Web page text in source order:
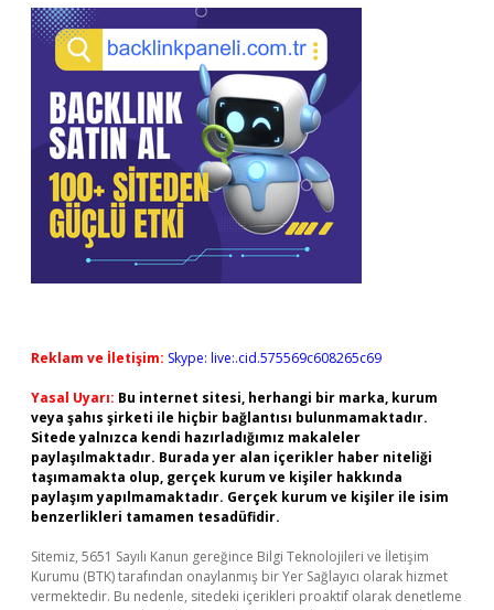
Reklam ve İletişim: Skype: live:.cid.575569c608265c69
Yasal Uyarı: Bu internet sitesi, herhangi bir marka, kurum
veya şahıs şirketi ile hiçbir bağlantısı bulunmamaktadır.
Sitede yalnızca kendi hazırladığımız makaleler
paylaşılmaktadır. Burada yer alan içerikler haber niteliği
taşımamakta olup, gerçek kurum ve kişiler hakkında
paylaşım yapılmamaktadır. Gerçek kurum ve kişiler ile isim
benzerlikleri tamamen tesadüfidir.
Sitemiz, 5651 Sayılı Kanun gereğince Bilgi Teknolojileri ve İletişim
Kurumu (BTK) tarafından onaylanmış bir Yer Sağlayıcı olarak hizmet
vermektedir. Bu nedenle, sitedeki içerikleri proaktif olarak denetleme